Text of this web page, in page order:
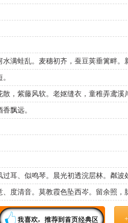
水满蛙乱。麦穗初齐，蚕豆荚垂篱畔
散，紫藤风软。老妪缝衣，童稚弄鸢
飘远。
过耳、似鸣琴。晨光初透浣层林。粼波
、度清音。莫教霞色坠西岑。留余照，